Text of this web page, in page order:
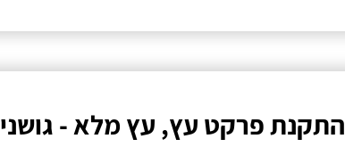
התקנת פרקט עץ, עץ מלא - גושני